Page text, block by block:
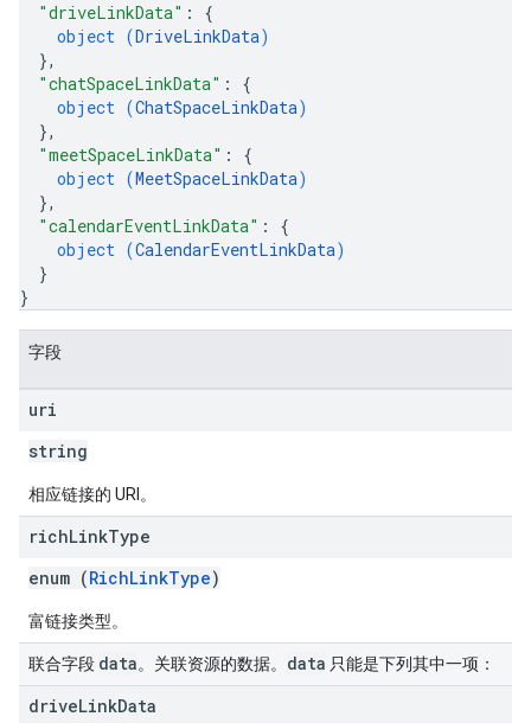
"driveLinkData" : {
object (DriveLinkData)
},
"chatSpaceLinkData" : {
object (ChatSpaceLinkData)
},
"meetSpaceLinkData" : {
object (MeetSpaceLinkData)
},
"calendarEventLinkData" : {
object (CalendarEventLinkData)
}
}
字段
uri
string
相应链接的 URI。
richLinkType
enum (RichLinkType)
富链接类型。
联合字段 data。关联资源的数据。 data 只能是下列其中一项：
driveLinkData